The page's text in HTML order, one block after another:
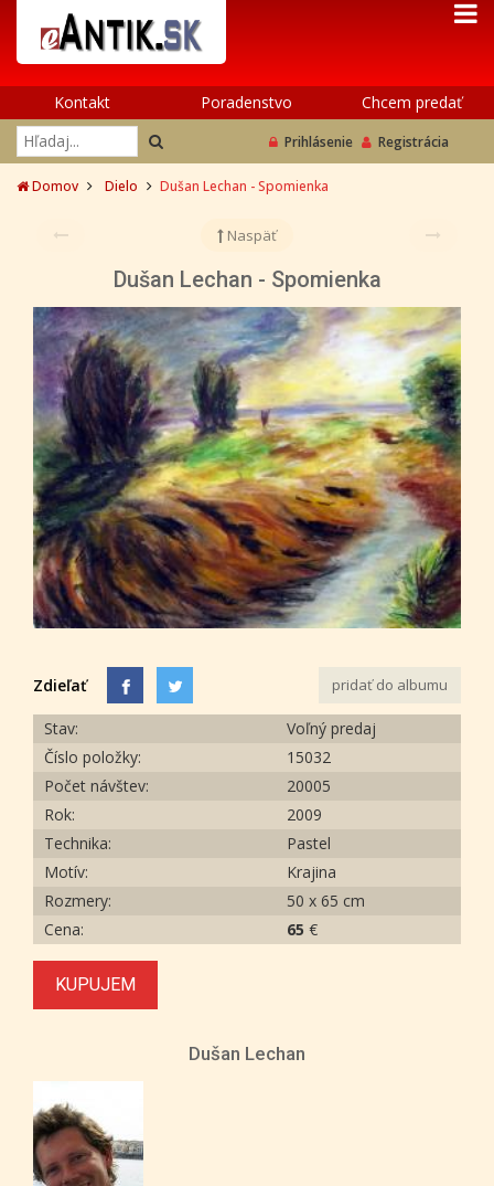
Kontakt Poradenstvo Chcem predať
Prihlásenie Registrácia
Domov Dielo Dušan Lechan - Spomienka
Naspäť
Dušan Lechan - Spomienka
Zdieľať pridať do albumu
Stav:
Voľný predaj
Číslo položky:
15032
Počet návštev:
20005
Rok:
2009
Technika:
Pastel
Motív:
Krajina
Rozmery:
50 x 65 cm
Cena:
65 €
KUPUJEM
Dušan Lechan